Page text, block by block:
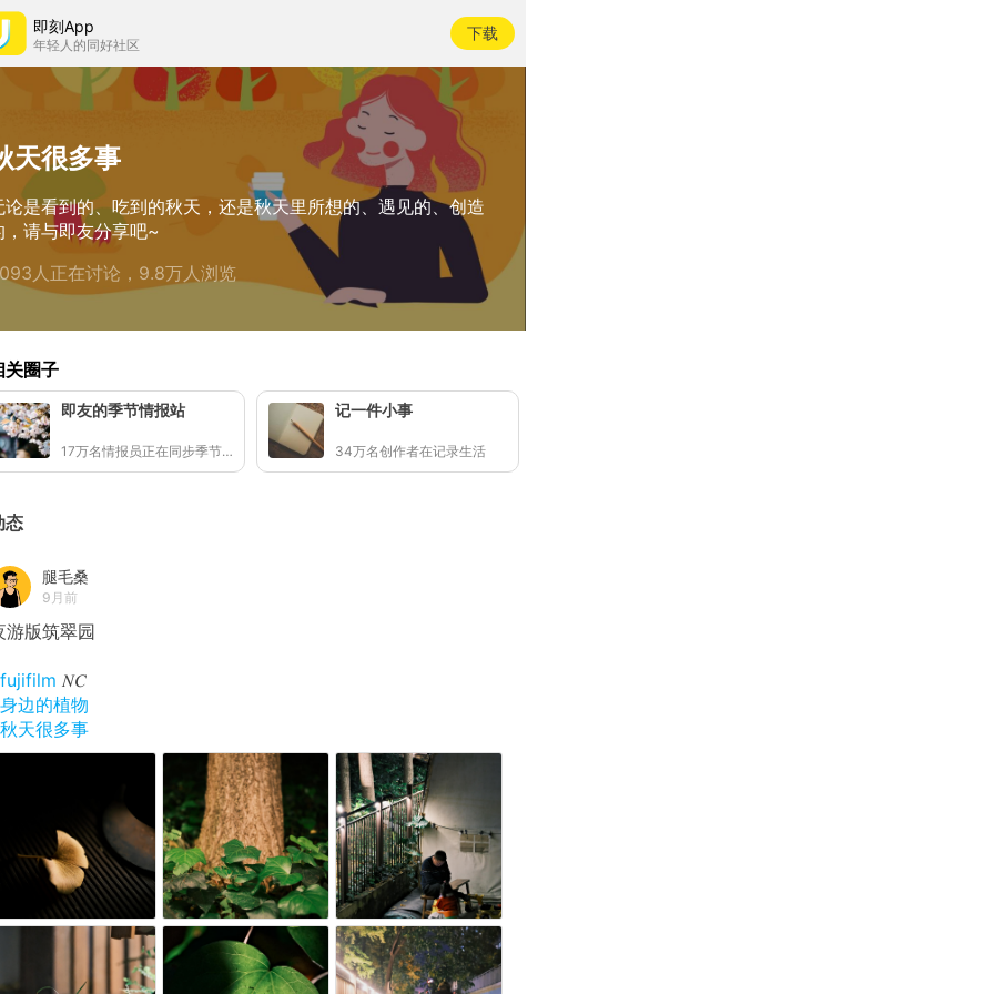
即刻App
年轻人的同好社区
下载
天很多事
论是看到的、吃到的秋天，还是秋天里所想的、遇见的、创造
，请与即友分享吧~
人正在讨论，9.8万人浏览
关圈子
即友的季节情报站
17万名情报员正在同步季节的讯号
记一件小事
34万名创作者在记录生活
态
腿毛桑
9月前
游版筑翠园
𝑁𝐶
边的植物
天很多事